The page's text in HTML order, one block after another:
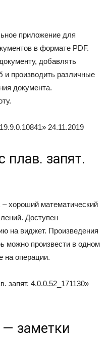
приложение для
в формате PDF.
добавлять
и производить различные
документа.
24.11.2019
плав. запят.
– хороший математический
Доступен
на виджет. Произведения
можно произвести в одном
на операции.
запят. 4.0.0.52_171130»
заметки